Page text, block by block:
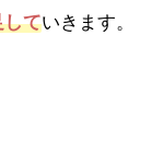
していきます。